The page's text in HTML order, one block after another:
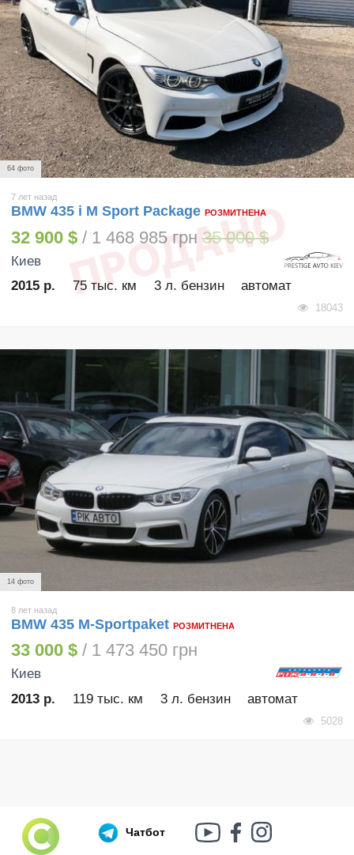
64 фото
7 лет назад
BMW 435 i M Sport Package РОЗМИТНЕНА
32 900 $ / 1 468 985 грн 35 000 $
Киев
2015 р.
75 тыс. км 3 л. бензин автомат
18043
14 фото
8 лет назад
BMW 435 M-Sportpaket РОЗМИТНЕНА
33 000 $ / 1 473 450 грн
Киев
2013 р.
119 тыс. км 3 л. бензин автомат
5028
Чатбот